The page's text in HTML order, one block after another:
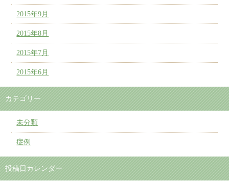
2015年9月
2015年8月
2015年7月
2015年6月
カテゴリー
未分類
症例
投稿日カレンダー